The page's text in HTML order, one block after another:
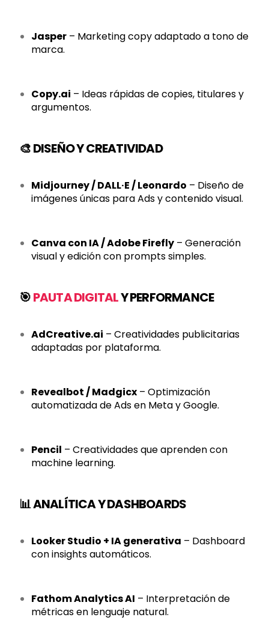
Jasper – Marketing copy adaptado a tono de
marca.
Copy.ai – Ideas rápidas de copies, titulares y
argumentos.
🎨 DISEÑO Y CREATIVIDAD
Midjourney / DALL·E / Leonardo – Diseño de
imágenes únicas para Ads y contenido visual.
Canva con IA / Adobe Firefly – Generación
visual y edición con prompts simples.
🎯PAUTA DIGITALY PERFORMANCE
AdCreative.ai – Creatividades publicitarias
adaptadas por plataforma.
Revealbot / Madgicx – Optimización
automatizada de Ads en Meta y Google.
Pencil – Creatividades que aprenden con
machine learning.
📊 ANALÍTICA Y DASHBOARDS
Looker Studio + IA generativa – Dashboard
con insights automáticos.
Fathom Analytics AI – Interpretación de
métricas en lenguaje natural.